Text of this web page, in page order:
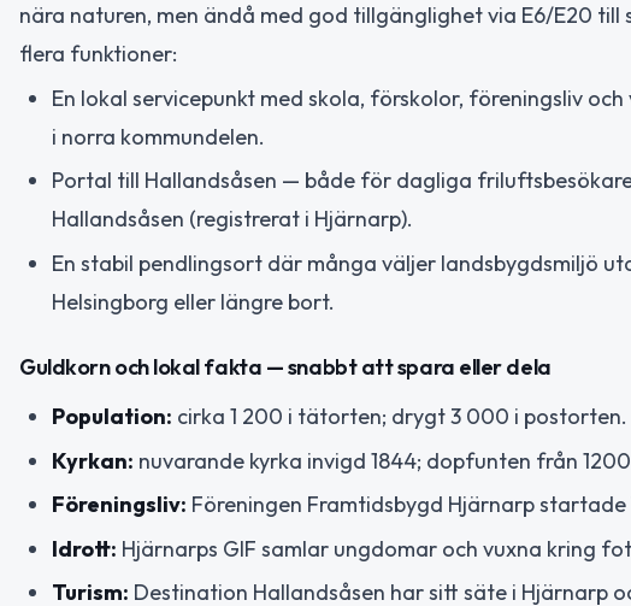
nära naturen, men ändå med god tillgänglighet via E6/E20
flera funktioner:
En lokal servicepunkt med skola, förskolor, föreningsliv
i norra kommundelen.
Portal till Hallandsåsen — både för dagliga
Hallandsåsen (registrerat i Hjärnarp).
En stabil pendlingsort där många väljer landsbygdsmiljö
Helsingborg eller längre bort.
Guldkorn och lokal fakta — snabbt att spara eller dela
Population: cirka 1 200 i tätorten; drygt 3 000 i postorten.
Kyrkan: nuvarande kyrka invigd 1844; dopfunten från
Föreningsliv: Föreningen Framtidsbygd Hjärnarp
Idrott: Hjärnarps GIF samlar ungdomar och vuxna kring
Turism: Destination Hallandsåsen har sitt säte i Hjärnarp